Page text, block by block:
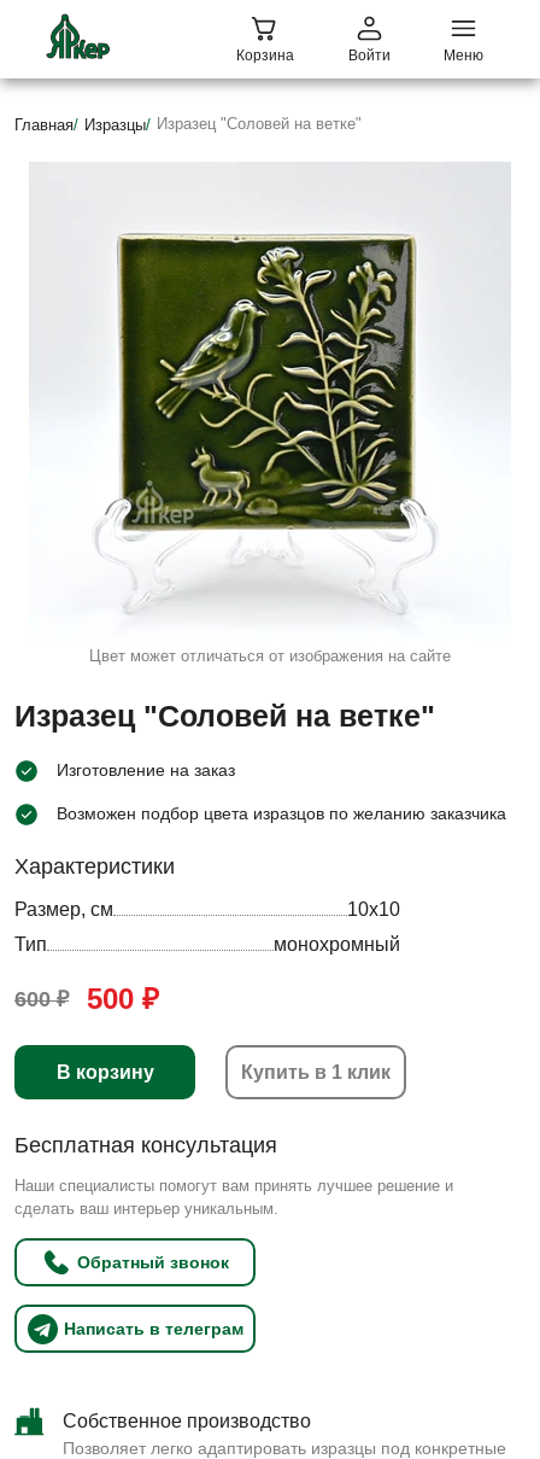
Корзина Войти Меню
Главная/ Изразцы/ Изразец "Соловей на ветке"
Цвет может отличаться от изображения на сайте
Изразец "Соловей на ветке"
Изготовление на заказ
Возможен подбор цвета изразцов по желанию заказчика
Характеристики
Размер, см
10х10
Тип
монохромный
600 ₽ 500 ₽
В корзину Купить в 1 клик
Бесплатная консультация
Наши специалисты помогут вам принять лучшее решение и
сделать ваш интерьер уникальным.
Обратный звонок
Написать в телеграм
Собственное производство
Позволяет легко адаптировать изразцы под конкретные